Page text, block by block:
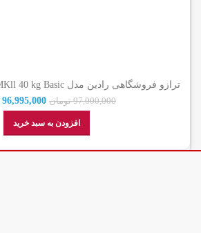
اصالت کالا)
97,000,000 تومان 96,995,000
افزودن به سبد خرید